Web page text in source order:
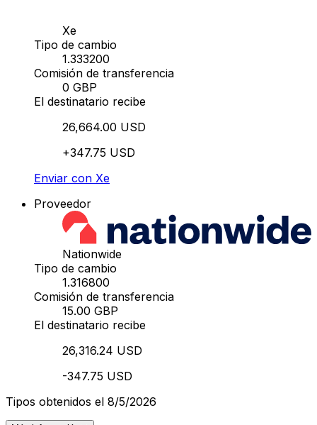
Xe
Tipo de cambio
1.333200
Comisión de transferencia
0 GBP
El destinatario recibe
26,664.00 USD
+347.75 USD
Enviar con Xe
Proveedor
Nationwide
Tipo de cambio
1.316800
Comisión de transferencia
15.00 GBP
El destinatario recibe
26,316.24 USD
-347.75 USD
Tipos obtenidos el 8/5/2026